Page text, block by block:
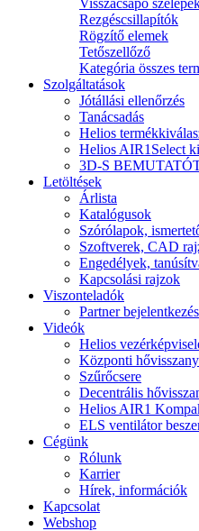
Visszacsapó
Rezgéscsillapítók
Rögzítő elemek
Tetőszellőző
Kategória összes
Szolgáltatások
Jótállási ellenőrzés
Tanácsadás
Helios
Helios AIR1Select
3D-S
Letöltések
Árlista
Katalógusok
Szórólapok,
Szoftverek, CAD
Engedélyek,
Kapcsolási rajzok
Viszonteladók
Partner bejelentkezés
Videók
Helios
Központi
Szűrőcsere
Decentrális
Helios AIR1
ELS ventilátor
Cégünk
Rólunk
Karrier
Hírek, információk
Kapcsolat
Webshop